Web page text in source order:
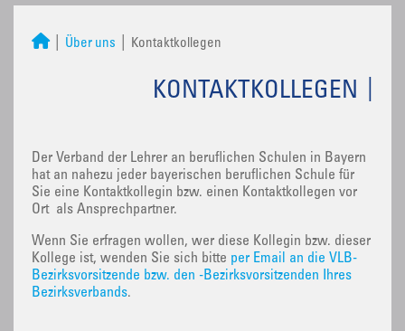
Über uns Kontaktkollegen
KONTAKTKOLLEGEN
Der Verband der Lehrer an beruflichen Schulen in Bayern
hat an nahezu jeder bayerischen beruflichen Schule für
Sie eine Kontaktkollegin bzw. einen Kontaktkollegen vor
Ort als Ansprechpartner.
Wenn Sie erfragen wollen, wer diese Kollegin bzw. dieser
Kollege ist, wenden Sie sich bitte per Email an die VLB-
Bezirksvorsitzende bzw. den -Bezirksvorsitzenden Ihres
Bezirksverbands.